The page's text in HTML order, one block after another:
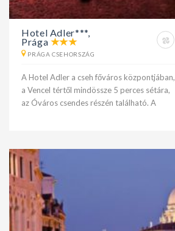
Hotel Adler***,
Prága
PRÁGA CSEHORSZÁG
A Hotel Adler a cseh főváros központjában,
a Vencel tértől mindössze 5 perces sétára,
az Óváros csendes részén található. A